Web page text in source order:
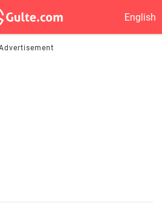
English